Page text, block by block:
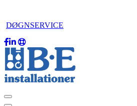
DØGNSERVICE